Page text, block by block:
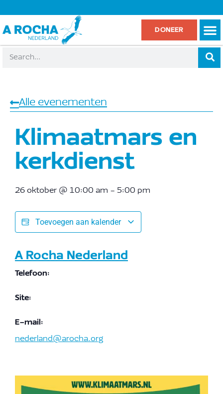
DONEER
Alle evenementen
Klimaatmars en
kerkdienst
26 oktober @ 10:00 am - 5:00 pm
Toevoegen aan kalender
A Rocha Nederland
Telefoon:
Site:
E-mail:
nederland@arocha.org